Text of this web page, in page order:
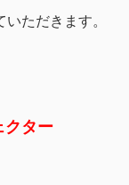
ただきます。
ター